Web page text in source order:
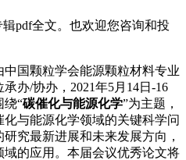
pdf全文。也欢迎您咨询和投
中国颗粒学会能源颗粒材料专业
办/协办，2021年5月14日-16
绕“碳催化与能源化学”为主题，
与能源化学领域的关键科学问
究最新进展和未来发展方向，
的应用。本届会议优秀论文将